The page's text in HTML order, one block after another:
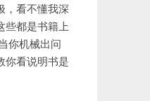
，看不懂我深
些都是书籍上
你机械出问
你看说明书是